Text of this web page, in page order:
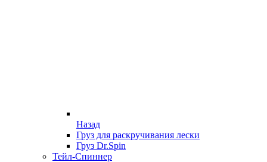
Назад
Груз для раскручивания лески
Груз Dr.Spin
Тейл-Спиннер